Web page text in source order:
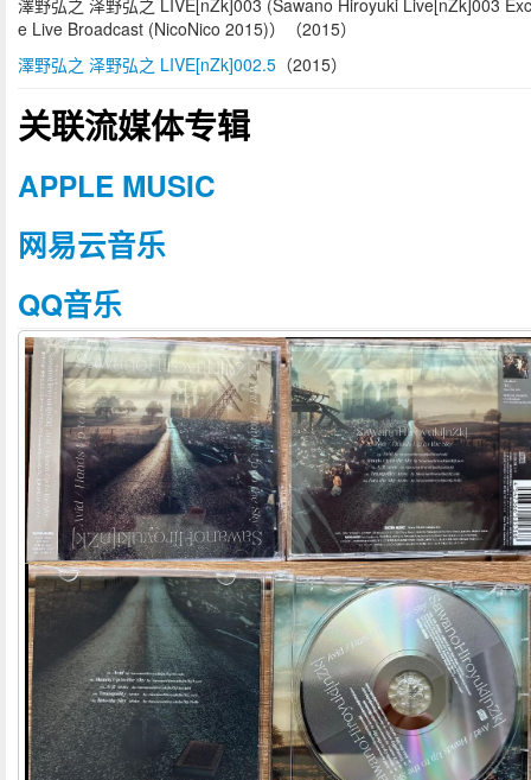
澤野弘之 泽野弘之 LIVE[nZk]003 (Sawano Hiroyuki Live[nZk]003
e Live Broadcast (NicoNico 2015)）（2015）
澤野弘之 泽野弘之 LIVE[nZk]002.5 （2015）
关联流媒体专辑
APPLE MUSIC
网易云音乐
QQ音乐